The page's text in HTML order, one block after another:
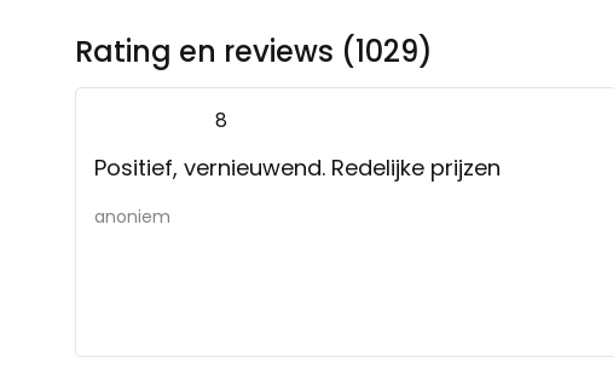
Rating en reviews (1029)
8
Positief, vernieuwend. Redelijke prijzen
anoniem